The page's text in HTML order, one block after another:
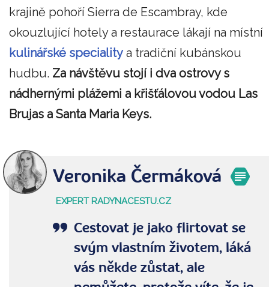
krajině pohoří Sierra de Escambray, kde
okouzlující hotely a restaurace lákají na místní
kulinářské specialitya tradiční kubánskou
hudbu. Za návštěvu stojí i dva ostrovy s
nádhernými plážemi a křišťálovou vodou Las
Brujas a Santa Maria Keys.
Veronika Čermáková
EXPERT RADYNACESTU.CZ
Cestovat je jako flirtovat se
svým vlastním životem, láká
vás někde zůstat, ale